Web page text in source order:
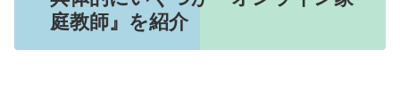
庭教師』を紹介